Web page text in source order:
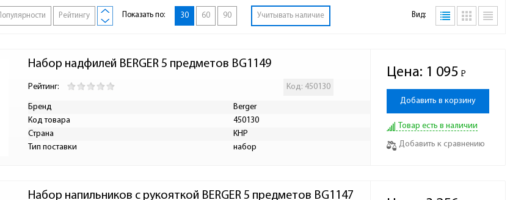
Популярности Рейтингу Показать по: 30 60 90 Учитывать наличие Вид:
Набор надфилей BERGER 5 предметов BG1149
Рейтинг: Код: 450130
Бренд
Berger
Код товара
450130
Страна
КНР
Тип поставки
набор
Цена: 1 095 Р
-
Добавить в корзину
Товар есть в наличии
Добавить к сравнению
Набор напильников с рукояткой BERGER 5 предметов BG1147